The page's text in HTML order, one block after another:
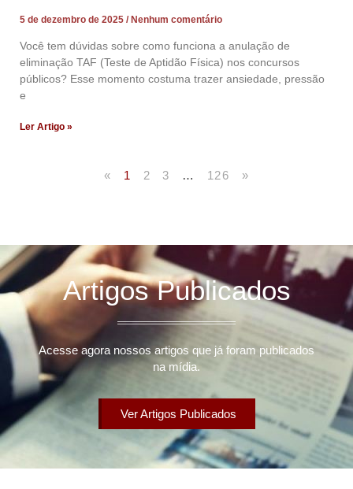
5 de dezembro de 2025 Nenhum comentário
Você tem dúvidas sobre como funciona a anulação de
eliminação TAF (Teste de Aptidão Física) nos concursos
públicos? Esse momento costuma trazer ansiedade, pressão
e
Ler Artigo »
« 1 2 3 … 126 »
Artigos Publicados
Acesse agora nossos artigos que já foram publicados
na mídia.
Ver Artigos Publicados